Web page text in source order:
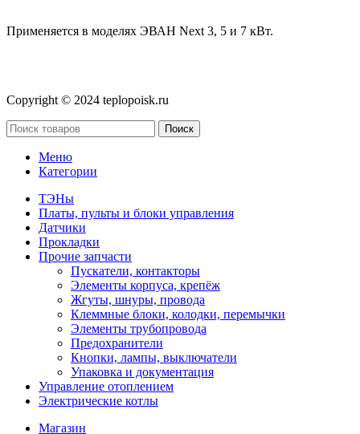
Применяется в моделях ЭВАН Next 3, 5 и 7 кВт.
Copyright © 2024 teplopoisk.ru
Поиск
Меню
Категории
ТЭНы
Платы, пульты и блоки управления
Датчики
Прокладки
Прочие запчасти
Пускатели, контакторы
Элементы корпуса, крепёж
Жгуты, шнуры, провода
Клеммные блоки, колодки, перемычки
Элементы трубопровода
Предохранители
Кнопки, лампы, выключатели
Упаковка и документация
Управление отоплением
Электрические котлы
Магазин